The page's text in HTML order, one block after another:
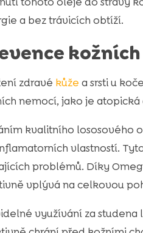
a bez trávicích obtíží.
zdravé kůže a srsti u
nemocí, jako je
kvalitního lososového
vlastností.
problémů. Díky
vplývá na celkovou
využívání za studena